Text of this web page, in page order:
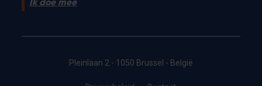
Ik doe mee
Pleinlaan 2 - 1050 Brussel - België